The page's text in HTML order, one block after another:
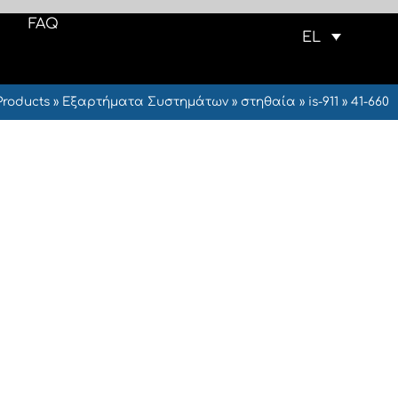
FAQ
EL
» Εξαρτήματα Συστημάτων» στηθαία » is-911 » 41-660